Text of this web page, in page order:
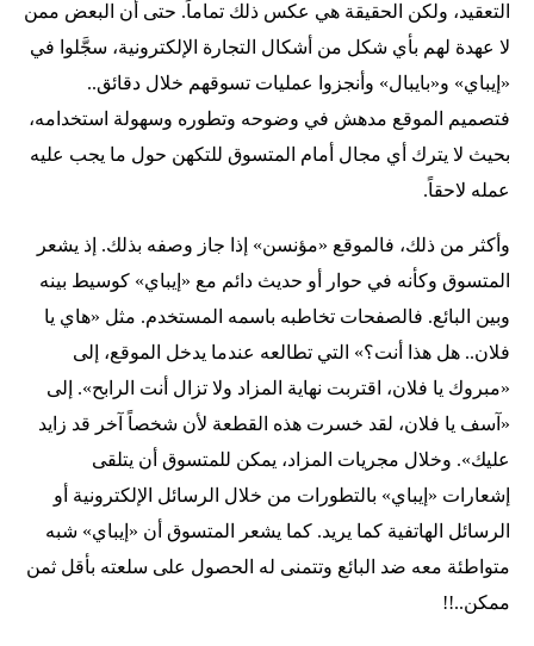
التعقيد، ولكن الحقيقة هي عكس ذلك تماماً. حتى أن البعض ممن
لا عهدة لهم بأي شكل من أشكال التجارة الإلكترونية، سجَّلوا في
«إيباي» و«بايبال» وأنجزوا عمليات تسوقهم خلال دقائق..
فتصميم الموقع مدهش في وضوحه وتطوره وسهولة استخدامه،
بحيث لا يترك أي مجال أمام المتسوق للتكهن حول ما يجب عليه
عمله لاحقاً.
وأكثر من ذلك، فالموقع «مؤنسن» إذا جاز وصفه بذلك. إذ يشعر
المتسوق وكأنه في حوار أو حديث دائم مع «إيباي» كوسيط بينه
وبين البائع. فالصفحات تخاطبه باسمه المستخدم. مثل «هاي يا
فلان.. هل هذا أنت؟» التي تطالعه عندما يدخل الموقع، إلى
«مبروك يا فلان، اقتربت نهاية المزاد ولا تزال أنت الرابح». إلى
«آسف يا فلان، لقد خسرت هذه القطعة لأن شخصاً آخر قد زايد
عليك». وخلال مجريات المزاد، يمكن للمتسوق أن يتلقى
إشعارات «إيباي» بالتطورات من خلال الرسائل الإلكترونية أو
الرسائل الهاتفية كما يريد. كما يشعر المتسوق أن «إيباي» شبه
متواطئة معه ضد البائع وتتمنى له الحصول على سلعته بأقل ثمن
ممكن..!!